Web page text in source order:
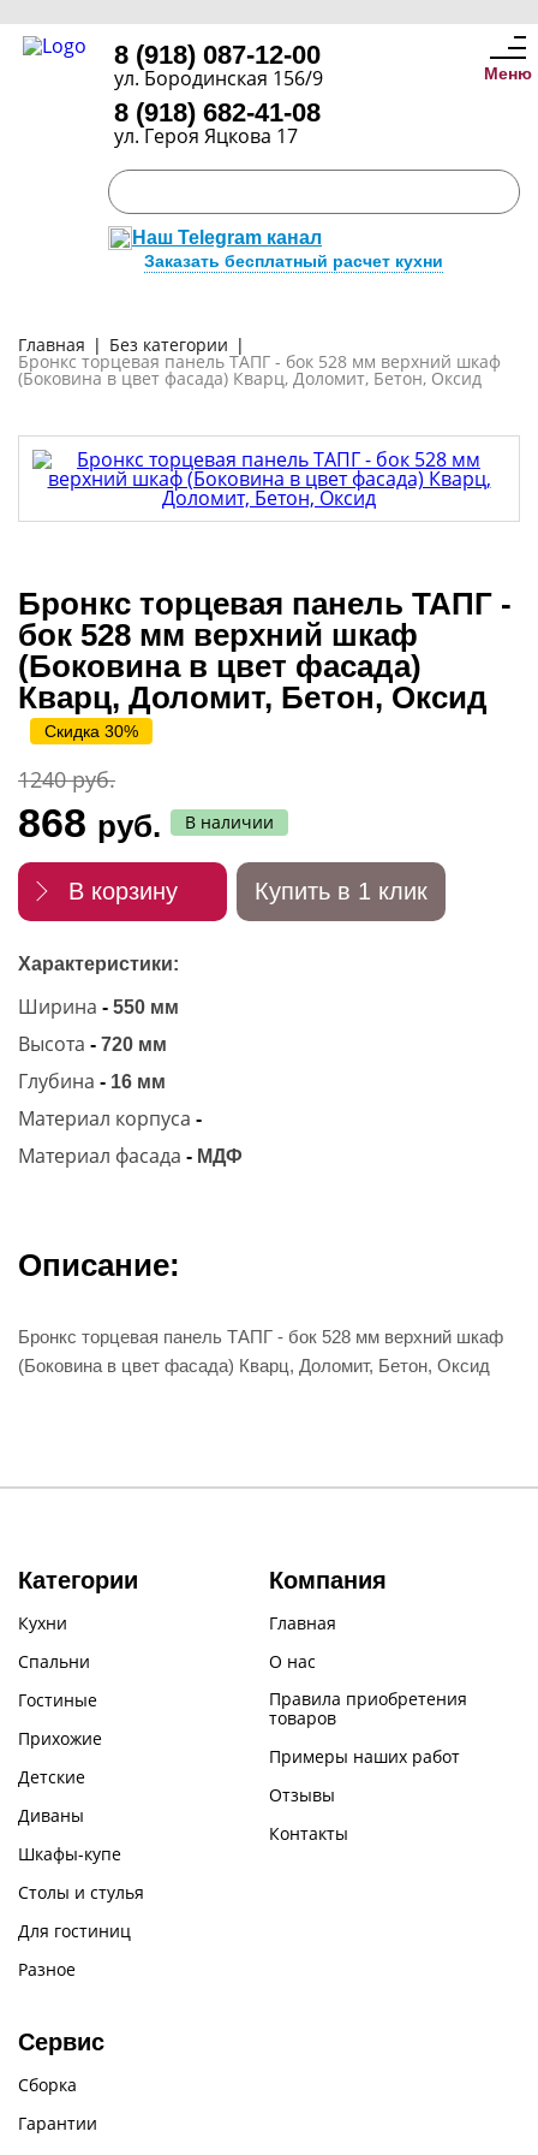
8 (918) 087-12-00
ул. Бородинская 156/9
8 (918) 682-41-08
ул. Героя Яцкова 17
Наш Telegram канал
Заказать бесплатный расчет кухни
Меню
Главная | Без категории |
Бронкс торцевая панель ТАПГ - бок 528 мм верхний шкаф
(Боковина в цвет фасада) Кварц, Доломит, Бетон, Оксид
Бронкс торцевая панель ТАПГ -
бок 528 мм верхний шкаф
(Боковина в цвет фасада)
Кварц, Доломит, Бетон, Оксид
Скидка 30%
1240 руб.
868 руб. В наличии
В корзину Купить в 1 клик
Характеристики:
Ширина - 550 мм
Высота - 720 мм
Глубина - 16 мм
Материал корпуса -
Материал фасада - МДФ
Описание:
Бронкс торцевая панель ТАПГ - бок 528 мм верхний шкаф
(Боковина в цвет фасада) Кварц, Доломит, Бетон, Оксид
Категории
Кухни
Спальни
Гостиные
Прихожие
Детские
Диваны
Шкафы-купе
Столы и стулья
Для гостиниц
Разное
Компания
Главная
О нас
Правила приобретения
товаров
Примеры наших работ
Отзывы
Контакты
Сервис
Сборка
Гарантии